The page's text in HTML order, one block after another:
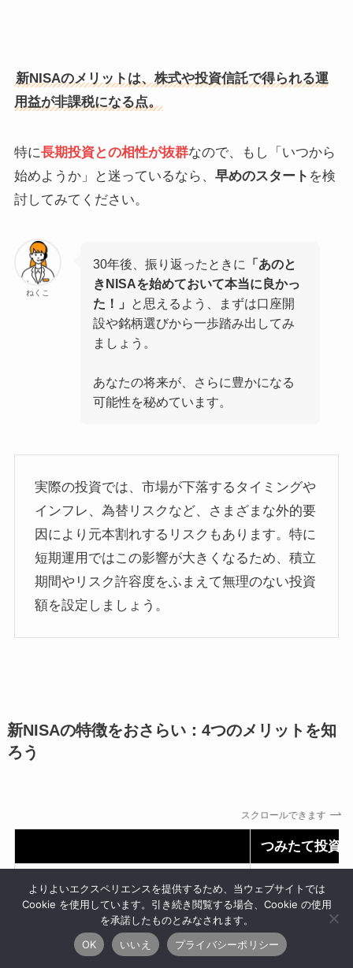
新NISAのメリットは、株式や投資信託で得られる運
用益が非課税になる点。
特に長期投資との相性が抜群なので、もし「いつから
始めようか」と迷っているなら、 早めのスタート を検
討してみてください。
ねくこ
30年後、振り返ったときに
「あのと
きNISAを始めておいて本当に良かっ
た！」
と思えるよう、まずは口座開
設や銘柄選びから一歩踏み出してみ
ましょう。
あなたの将来が、さらに豊かになる
可能性を秘めています。
実際の投資では、市場が下落するタイミングや
インフレ、為替リスクなど、さまざまな外的要
因により元本割れするリスクもあります。特に
短期運用ではこの影響が大きくなるため、積立
期間やリスク許容度をふまえて無理のない投資
額を設定しましょう。
新NISAの特徴をおさらい：4つのメリットを知
ろう
スクロールできます
つみたて投資
無期限
制度（口座開設期間）
年間投資枠 120万円／年
よりよいエクスペリエンスを提供するため、当ウェブサイトでは
Cookie を使用しています。引き続き閲覧する場合、Cookie の使用
を承諾したものとみなされます。
OK
いいえ プライバシーポリシー